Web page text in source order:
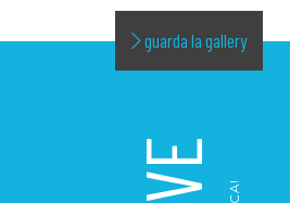
guarda la gallery